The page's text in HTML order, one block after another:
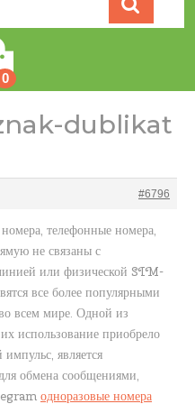
0
dublikat
#6796
телефонные номера,
не связаны с
или физической SIM-
все более популярными
всем мире. Одной из
их использование приобрело
является
обмена сообщениями,
одноразовые номера